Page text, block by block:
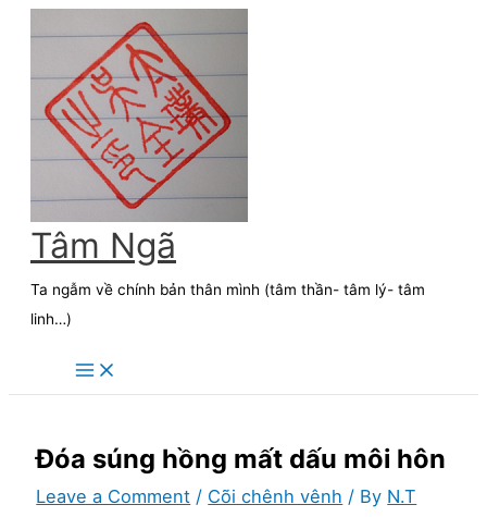
content
Tâm Ngã
Ta ngẫm về chính bản thân mình (tâm thần- tâm lý- tâm
linh…)
Đóa súng hồng mất dấu môi hôn
Leave a Comment / Cõi chênh vênh / By N.T